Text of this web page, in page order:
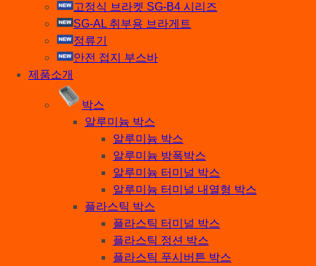
고정식 브라켓 SG-B4 시리즈
SG-AL 취부용 브라게트
정류기
안전 접지 부스바
제품소개
박스
알루미늄 박스
알루미늄 박스
알루미늄 방폭박스
알루미늄 터미널 박스
알루미늄 터미널 내열형 박스
플라스틱 박스
플라스틱 터미널 박스
플라스틱 정션 박스
플라스틱 푸시버튼 박스